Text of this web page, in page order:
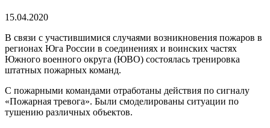
15.04.2020
В связи с участившимися случаями возникновения пожаров в
регионах Юга России в соединениях и воинских частях
Южного военного округа (ЮВО) состоялась тренировка
штатных пожарных команд.
С пожарными командами отработаны действия по сигналу
«Пожарная тревога». Были смоделированы ситуации по
тушению различных объектов.